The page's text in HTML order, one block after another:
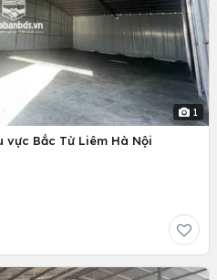
1
vực Bắc Từ Liêm Hà Nội